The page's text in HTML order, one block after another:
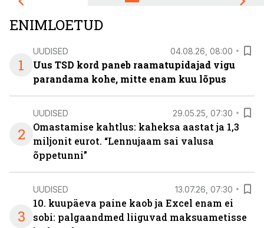
ENIMLOETUD
1
UUDISED 04.08.26, 08:00
Uus TSD kord paneb raamatupidajad vigu
parandama kohe, mitte enam kuu lõpus
2
UUDISED 29.05.25, 07:30
Omastamise kahtlus: kaheksa aastat ja 1,3
miljonit eurot. “Lennujaam sai valusa
õppetunni”
3
UUDISED 13.07.26, 07:30
10. kuupäeva paine kaob ja Excel enam ei
sobi: palgaandmed liiguvad maksuametisse